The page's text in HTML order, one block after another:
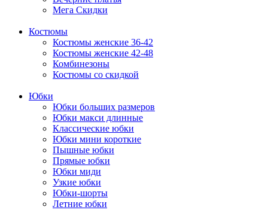
Мега Скидки
Костюмы
Костюмы женские 36-42
Костюмы женские 42-48
Комбинезоны
Костюмы со скидкой
Юбки
Юбки больших размеров
Юбки макси длинные
Классические юбки
Юбки мини короткие
Пышные юбки
Прямые юбки
Юбки миди
Узкие юбки
Юбки-шорты
Летние юбки